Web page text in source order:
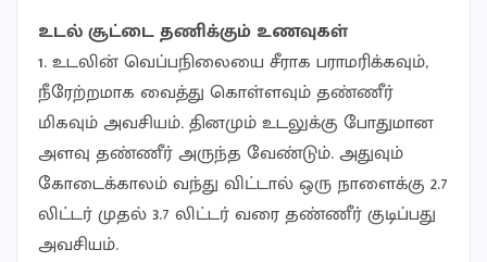
உடல் சூட்டை தணிக்கும் உணவுகள்
1. உடலின் வெப்பநிலையை சீராக பராமரிக்கவும்,
நீரேற்றமாக வைத்து கொள்ளவும் தண்ணீர்
மிகவும் அவசியம். தினமும் உடலுக்கு போதுமான
அளவு தண்ணீர் அருந்த வேண்டும். அதுவும்
கோடைக்காலம் வந்து விட்டால் ஒரு நாளைக்கு 2.7
லிட்டர் முதல் 3.7 லிட்டர் வரை தண்ணீர் குடிப்பது
அவசியம்.